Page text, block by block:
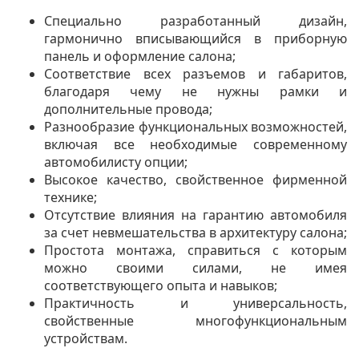
Специально разработанный дизайн,
гармонично вписывающийся в приборную
панель и оформление салона;
Соответствие всех разъемов и габаритов,
благодаря чему не нужны рамки и
дополнительные провода;
Разнообразие функциональных возможностей,
включая все необходимые современному
автомобилисту опции;
Высокое качество, свойственное фирменной
технике;
Отсутствие влияния на гарантию автомобиля
за счет невмешательства в архитектуру салона;
Простота монтажа, справиться с которым
можно своими силами, не имея
соответствующего опыта и навыков;
Практичность и универсальность,
свойственные многофункциональным
устройствам.